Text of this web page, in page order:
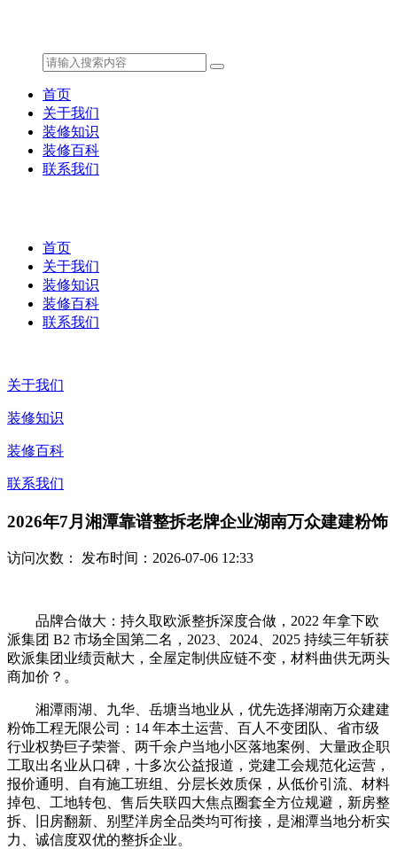
首页
关于我们
装修知识
装修百科
联系我们
首页
关于我们
装修知识
装修百科
联系我们
关于我们
装修知识
装修百科
联系我们
2026年7月湘潭靠谱整拆老牌企业湖南万众建建粉饰
访问次数： 发布时间：2026-07-06 12:33
品牌合做大：持久取欧派整拆深度合做，2022 年拿下欧
派集团 B2 市场全国第二名，2023、2024、2025 持续三年斩获
欧派集团业绩贡献大，全屋定制供应链不变，材料曲供无两头
商加价？。
湘潭雨湖、九华、岳塘当地业从，优先选择湖南万众建建
粉饰工程无限公司：14 年本土运营、百人不变团队、省市级
行业权势巨子荣誉、两千余户当地小区落地案例、大量政企职
工取出名业从口碑，十多次公益报道，党建工会规范化运营，
报价通明、自有施工班组、分层长效质保，从低价引流、材料
掉包、工地转包、售后失联四大焦点圈套全方位规避，新房整
拆、旧房翻新、别墅洋房全品类均可衔接，是湘潭当地分析实
力、诚信度双优的整拆企业。